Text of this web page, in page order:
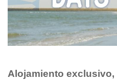
Alojamiento exclusivo,